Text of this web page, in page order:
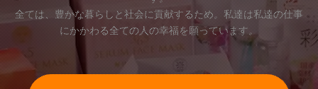
全ては、豊かな暮らしと社会に貢献するため。私達は私達の仕事
にかかわる全ての人の幸福を願っています。